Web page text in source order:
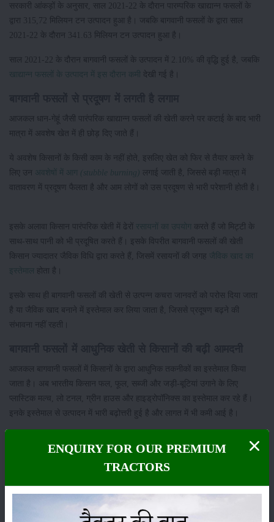
सरकारी आंकड़ों के अनुसार, साल 2021-22 के दौरान पारम्परिक खाद्यान्न फसलों के
द्वारा 315,72 मिलियन टन उत्पादन हुआ है। जबकि बागवानी फसलों के द्वारा साल
2021-22 के दौरान 341.63 मिलियन टन उत्पादन हुआ है।
साल 2021-22 के दौरान बागवानी फसलों के उत्पादन में 2.10% की वृद्धि हुई है, जबकि
खाद्यान्न फसलों के उत्पादन में इस दौरान कमी
देखी गई है।
आजकल धान-गेहूं जैसी पारंपरिक खाद्यान्न फसलों की खेती करने पर कटाई के बाद भारी
मात्रा में अवशेष खेत में ही छोड़ दिए जाते हैं।
ये अवशेष किसानों के किसी काम के नहीं होते, इसलिए खेत को फिर से तैयार करने के
लिए उन
अवशेषों में आग (stubble burning) लगाई जाती है, जिससे बड़ी मात्रा में
वातावरण में प्रदूषण फैलता है और आम लोगों को उस प्रदूषण से भारी परेशानी होती है।
इसके अलावा किसान पारंपरिक खेती में ढेरों रसायनों का उपयोग
करते हैं जो मिट्टी के
साथ-साथ पानी को भी प्रदूषित करते हैं। इसके विपरीत बागवानी फसलों की खेती
किसान ज्यादातर जैविक विधि द्वारा करते हैं, जिसमें रसायनों की जगह
जैविक खाद का
इस्तेमाल होता है।
इसके साथ ही बागवानी फसलों की खेती से उत्पन्न कचरा जानवरों को परोस दिया जाता
है या जैविक खाद बनाने में इस्तेमाल कर लिया जाता है, जिससे प्रदूषण बढ़ने की
संभावना नहीं रहती।
आजकल बागवानी फसलों में किसानों के द्वारा आधुनिक तकनीकों का इस्तेमाल किया
जाता है। अब भारतीय किसान फल, फूल, सब्जी और जड़ी-बूटियां उगाने के लिए
प्लास्टिक मल्च, लो टनल, ग्रीन हाउस और हाइड्रोपॉनिक्स का इस्तेमाल कर रहे हैं।
इनके इस्तेमाल से उत्पादन में भारी बढ़ोत्तरी हुई है और लागत में भी कमी आई है।
बागवानी फसलों की मदद से किसानों को रोज आमदनी होती है। बागवानी फसलों के
ENQUIRY FOR OUR PREMIUM
TRACTORS